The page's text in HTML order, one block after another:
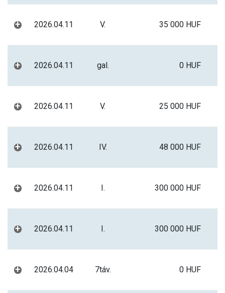
+ 2026.04.11 V. 35 000 HUF
+ 2026.04.11 gal. 0 HUF
+ 2026.04.11 V. 25 000 HUF
+ 2026.04.11 IV. 48 000 HUF
+ 2026.04.11 I. 300 000 HUF
+ 2026.04.11 I. 300 000 HUF
+ 2026.04.04 7táv. 0 HUF